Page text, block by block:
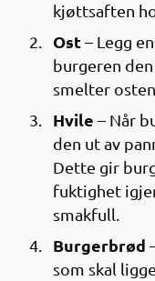
kjøttsaften
Ost – Legg
burgeren
smelter
Hvile – Når
den ut av
Dette gir
fuktighet
smakfull.
Burgerbrød
som skal